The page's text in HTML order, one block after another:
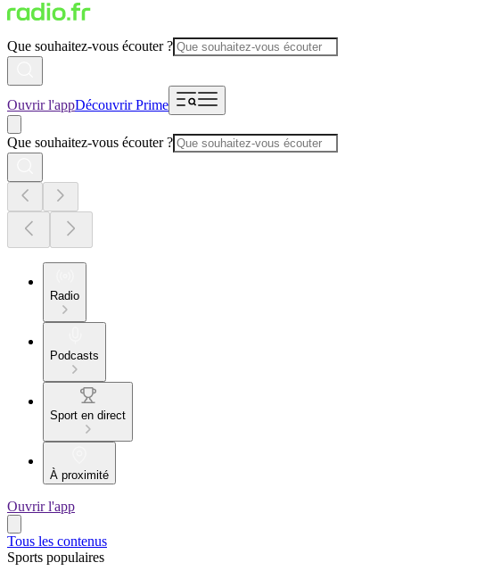
Que souhaitez-vous écouter ?
Ouvrir l'appDécouvrir Prime
Que souhaitez-vous écouter ?
Radio
Podcasts
Sport en direct
À proximité
Ouvrir l'app
Tous les contenus
Sports populaires